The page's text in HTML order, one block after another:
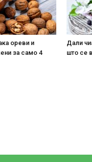
ореви и
за само 4
Дали
што се